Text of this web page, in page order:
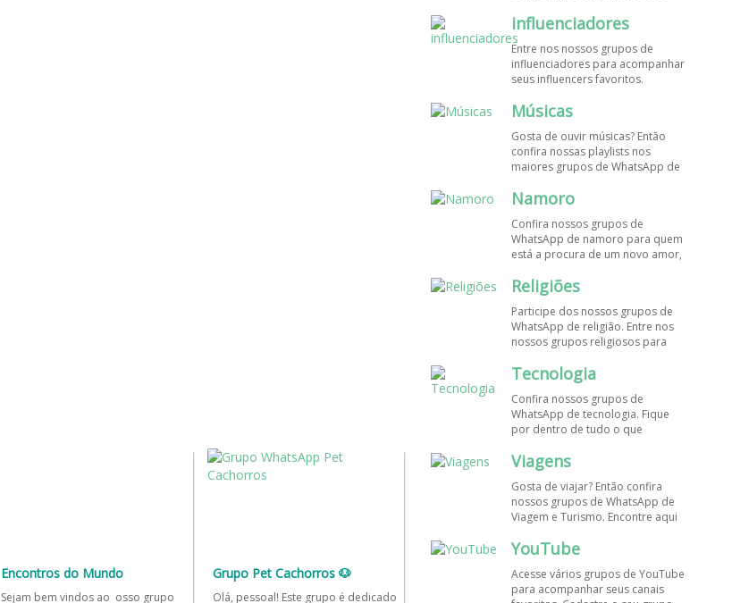
Encontros do Mundo
Sejam bem vindos ao osso grupo
Grupo Pet Cachorros 🐶
Olá, pessoal! Este grupo é dedicado
os melhores grupos de WhatsApp,
é grátis e divertido!
influenciadores
Entre nos nossos grupos de
influenciadores para acompanhar
seus influencers favoritos.
em todo o Brasil e o mundo!
seus seguidores!
Músicas
Gosta de ouvir músicas? Então
confira nossas playlists nos
maiores grupos de WhatsApp de
melhores grupos de WhatsApp é
Namoro
Confira nossos grupos de
WhatsApp de namoro para quem
está a procura de um novo amor,
mais grupos de WhatsApp é de
graça!
Religiões
Participe dos nossos grupos de
WhatsApp de religião. Entre nos
nossos grupos religiosos para
só fé! Entre agora!
Tecnologia
Confira nossos grupos de
WhatsApp de tecnologia. Fique
por dentro de tudo o que
Aqui tem os grupos de WhatsApp
é de graça!
Viagens
Gosta de viajar? Então confira
nossos grupos de WhatsApp de
Viagem e Turismo. Encontre aqui
é de graça! Compartilhe com os
YouTube
Acesse vários grupos de YouTube
para acompanhar seus canais